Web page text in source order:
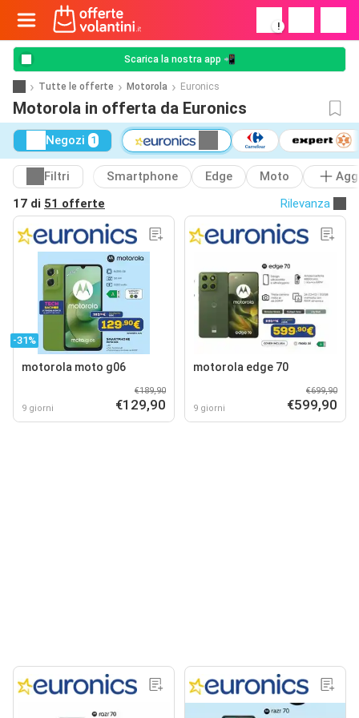
!
Scarica la nostra app 📲
Tutte le offerte Motorola Euronics
Motorola in offerta da Euronics
Negozi 1
Filtri Smartphone Edge Moto
17 di 51 offerte Rilevanza
-31%
motorola moto g06
9 giorni
€189,90
€129,90
motorola edge 70
9 giorni
€699,90
€599,90